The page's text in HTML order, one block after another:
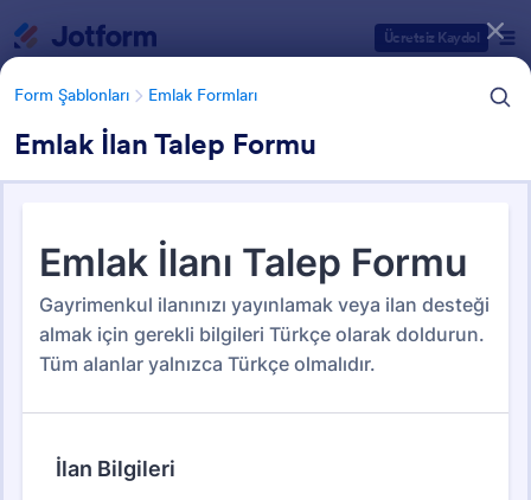
Ücretsiz Kaydol
Form Şablonları Emlak Formları
Emlak İlan Talep Formu
Form Şablonları Emlak Formları
Emlak Formları
180 Şablon
Form Şablonu Kategorileri